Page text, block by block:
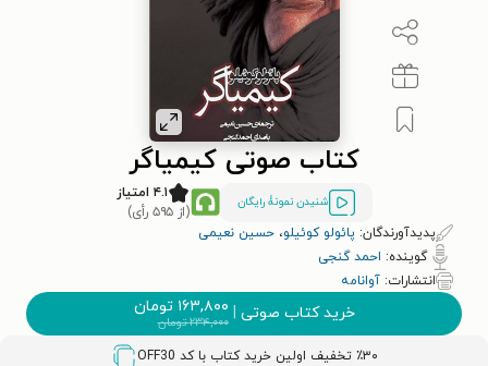
کتاب صوتی کیمیاگر
شنیدن نمونۀ رایگان
۴.۱ امتیاز
(از ۵۹۵ رأی)
پدیدآورندگان: پائولو کوئیلو، حسین نعیمی
گوینده: احمد گنجی
انتشارات: آوانامه
خرید کتاب صوتی | ۱۶۳,۸۰۰ تومان
۲۳۴,۰۰۰تومان
٪۳۰ تخفیف اولین خرید کتاب با کد OFF30